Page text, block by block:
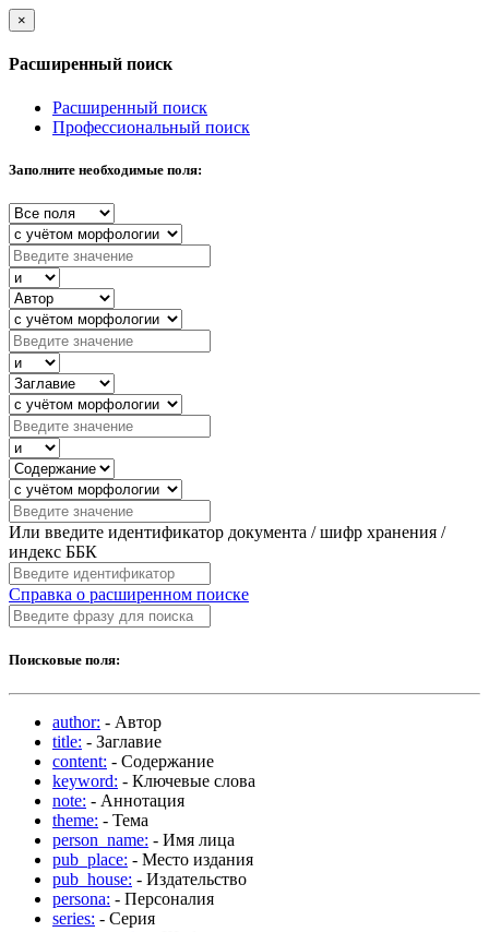
×
Расширенный поиск
Расширенный поиск
Профессиональный поиск
Заполните необходимые поля:
Или введите идентификатор документа / шифр хранения /
индекс ББК
Справка о расширенном поиске
Поисковые поля:
author: - Автор
title: - Заглавие
content: - Содержание
keyword: - Ключевые слова
note: - Аннотация
theme: - Тема
person_name: - Имя лица
pub_place: - Место издания
pub_house: - Издательство
persona: - Персоналия
series: - Серия